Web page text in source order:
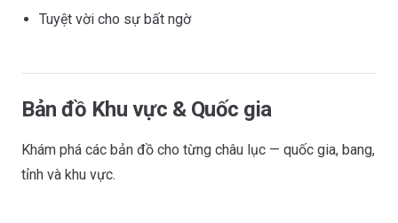
Tuyệt vời cho sự bất ngờ
Bản đồ Khu vực & Quốc gia
Khám phá các bản đồ cho từng châu lục — quốc gia, bang,
tỉnh và khu vực.